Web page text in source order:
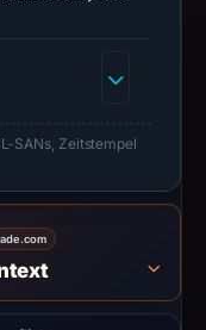
SANs, Zeitstempel